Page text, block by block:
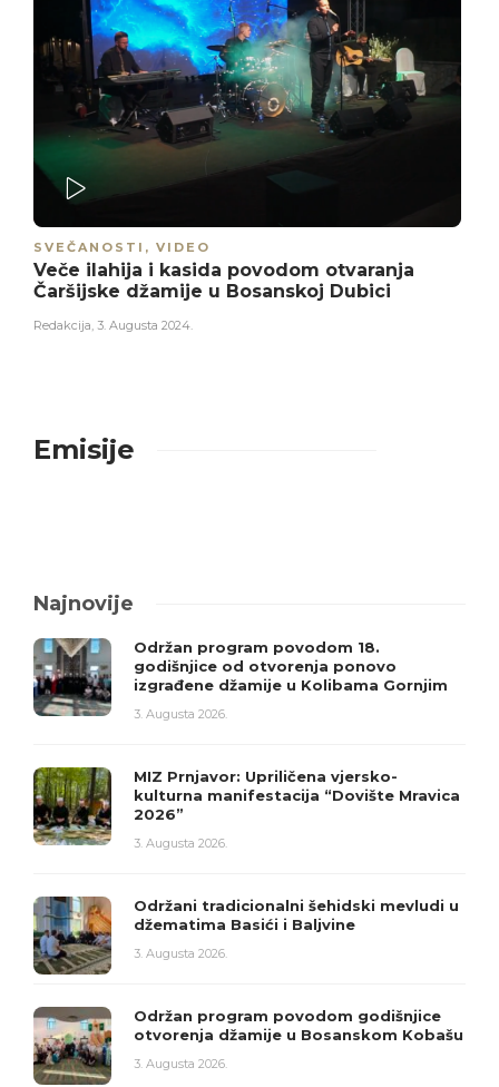
SVEČANOSTI , VIDEO
Veče ilahija i kasida povodom otvaranja
Čaršijske džamije u Bosanskoj Dubici
Redakcija, 3. Augusta 2024.
Emisije
Najnovije
Održan program povodom 18.
godišnjice od otvorenja ponovo
izgrađene džamije u Kolibama Gornjim
3. Augusta 2026.
MIZ Prnjavor: Upriličena vjersko-
kulturna manifestacija “Dovište Mravica
2026”
3. Augusta 2026.
Održani tradicionalni šehidski mevludi u
džematima Basići i Baljvine
3. Augusta 2026.
Održan program povodom godišnjice
otvorenja džamije u Bosanskom Kobašu
3. Augusta 2026.